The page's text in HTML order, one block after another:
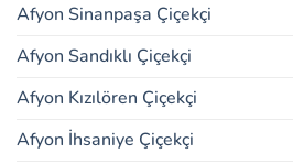
Afyon Sinanpaşa Çiçekçi
Afyon Sandıklı Çiçekçi
Afyon Kızılören Çiçekçi
Afyon İhsaniye Çiçekçi